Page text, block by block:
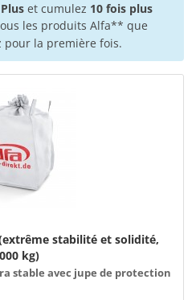
et cumulez 10 fois plus
les produits Alfa** que
pour la première fois.
(extrême stabilité et solidité,
kg)
stable avec jupe de protection